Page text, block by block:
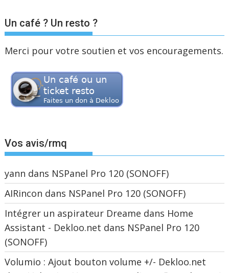
Un café ? Un resto ?
Merci pour votre soutien et vos encouragements.
Vos avis/rmq
yann dans NSPanel Pro 120 (SONOFF)
AIRincon dans NSPanel Pro 120 (SONOFF)
Intégrer un aspirateur Dreame dans Home
Assistant - Dekloo.net dans NSPanel Pro 120
(SONOFF)
Volumio : Ajout bouton volume +/- Dekloo.net